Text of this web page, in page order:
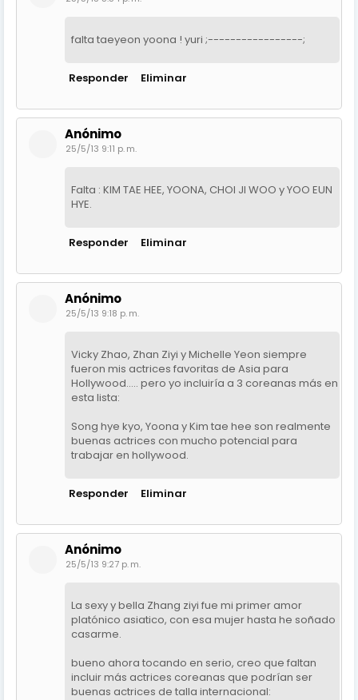
falta taeyeon yoona ! yuri ;-----------------;
Responder Eliminar
Anónimo
25/5/13 9:11 p. m.
Falta : KIM TAE HEE, YOONA, CHOI JI WOO y YOO EUN
HYE.
Responder Eliminar
Anónimo
25/5/13 9:18 p. m.
Vicky Zhao, Zhan Ziyi y Michelle Yeon siempre
fueron mis actrices favoritas de Asia para
Hollywood..... pero yo incluiría a 3 coreanas más en
esta lista:
Song hye kyo, Yoona y Kim tae hee son realmente
buenas actrices con mucho potencial para
trabajar en hollywood.
Responder Eliminar
Anónimo
25/5/13 9:27 p. m.
La sexy y bella Zhang ziyi fue mi primer amor
platónico asiatico, con esa mujer hasta he soñado
casarme.
bueno ahora tocando en serio, creo que faltan
incluir más actrices coreanas que podrían ser
buenas actrices de talla internacional: